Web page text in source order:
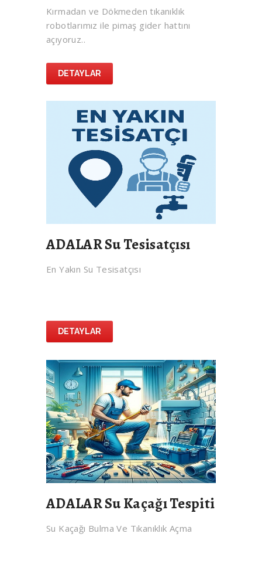
Kırmadan ve Dökmeden tıkanıklık
robotlarımız ile pimaş gider hattını
açıyoruz..
DETAYLAR
ADALAR Su Tesisatçısı
En Yakın Su Tesisatçısı
DETAYLAR
ADALAR Su Kaçağı Tespiti
Su Kaçağı Bulma Ve Tıkanıklık Açma